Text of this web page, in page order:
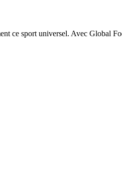
ce sport universel. Avec Global